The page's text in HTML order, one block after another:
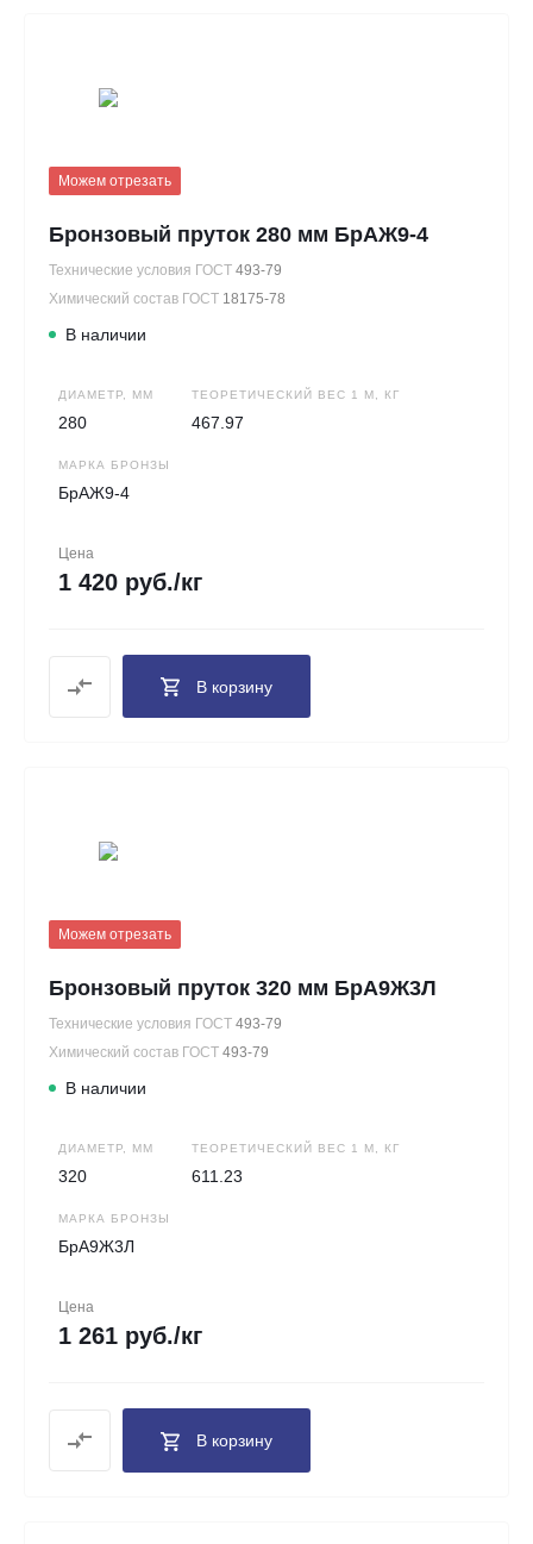
Можем отрезать
Бронзовый пруток 280 мм БрАЖ9-4
Технические условия ГОСТ 493-79
Химический состав ГОСТ 18175-78
В наличии
ДИАМЕТР, ММ
280
ТЕОРЕТИЧЕСКИЙ ВЕС 1 М, КГ
467.97
МАРКА БРОНЗЫ
БрАЖ9-4
Цена
1 420 руб./кг
В корзину
Можем отрезать
Бронзовый пруток 320 мм БрА9Ж3Л
Технические условия ГОСТ 493-79
Химический состав ГОСТ 493-79
В наличии
ДИАМЕТР, ММ
320
ТЕОРЕТИЧЕСКИЙ ВЕС 1 М, КГ
611.23
МАРКА БРОНЗЫ
БрА9Ж3Л
Цена
1 261 руб./кг
В корзину